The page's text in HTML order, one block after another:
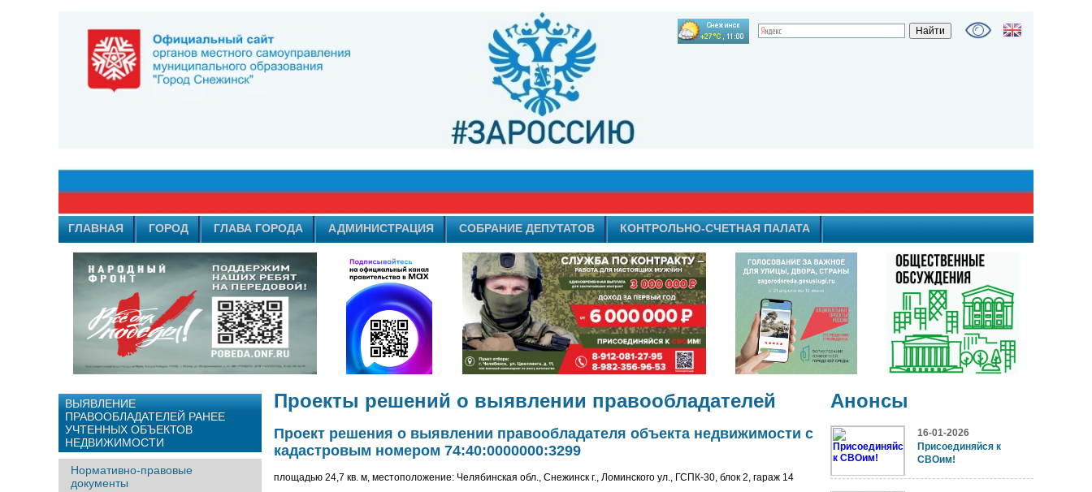
ГЛАВНАЯ ГОРОД ГЛАВА ГОРОДА АДМИНИСТРАЦИЯ СОБРАНИЕ ДЕПУТАТОВ КОНТРОЛЬНО-СЧЕТНАЯ ПАЛАТА
ВЫЯВЛЕНИЕ
ПРАВООБЛАДАТЕЛЕЙ РАНЕЕ
УЧТЕННЫX ОБЪЕКТОВ
НЕДВИЖИМОСТИ
Нормативно-правовые
документы
Проекты решений о выявлении правообладателей
Проект решения о выявлении правообладателя объекта недвижимости с
кадастровым номером 74:40:0000000:3299
площадью 24,7 кв. м, местоположение: Челябинская обл., Снежинск г., Ломинского ул., ГСПК-30, блок 2, гараж 14
Анонсы
16-01-2026
Присоединяйся к
СВОим!